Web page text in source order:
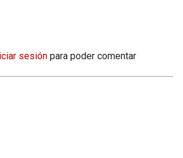
sesión para poder comentar